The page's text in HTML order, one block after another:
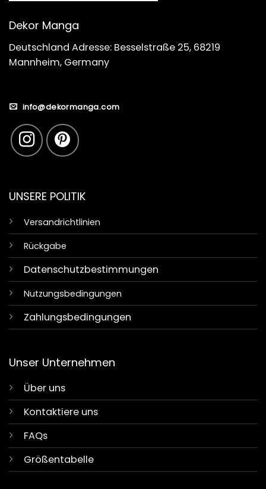
Dekor Manga
Deutschland Adresse: Besselstraße 25, 68219
Mannheim, Germany
info@dekormanga.com
UNSERE POLITIK
Versandrichtlinien
Rückgabe
Datenschutzbestimmungen
Nutzungsbedingungen
Zahlungsbedingungen
Unser Unternehmen
Über uns
Kontaktiere uns
FAQs
Größentabelle